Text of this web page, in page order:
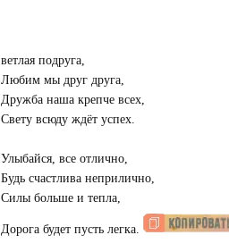
ветлая подруга,
Любим мы друг друга,
Дружба наша крепче всех,
Свету всюду ждёт успех.
Улыбайся, все отлично,
Будь счастлива неприлично,
Силы больше и тепла,
Дорога будет пусть легка.